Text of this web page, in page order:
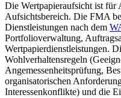
Die Wertpapieraufsicht ist für
Aufsichtsbereich. Die FMA
Dienstleistungen nach dem
Portfolioverwaltung,
Wertpapierdienstleistungen.
Wohlverhaltensregeln
Angemessenheitsprüfung,
organisatorischen
Interessenkonflikte) und die